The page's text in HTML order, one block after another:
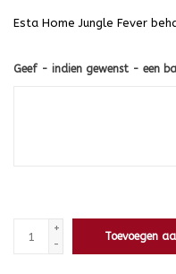
Esta Home Jungle Fever
Geef - indien gewenst - een
+
-
Toevoegen